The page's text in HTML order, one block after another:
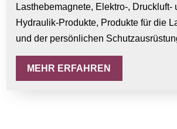
Lasthebemagnete, Elektro-, Druckluft-
Hydraulik-Produkte, Produkte für die
und der persönlichen
MEHR ERFAHREN